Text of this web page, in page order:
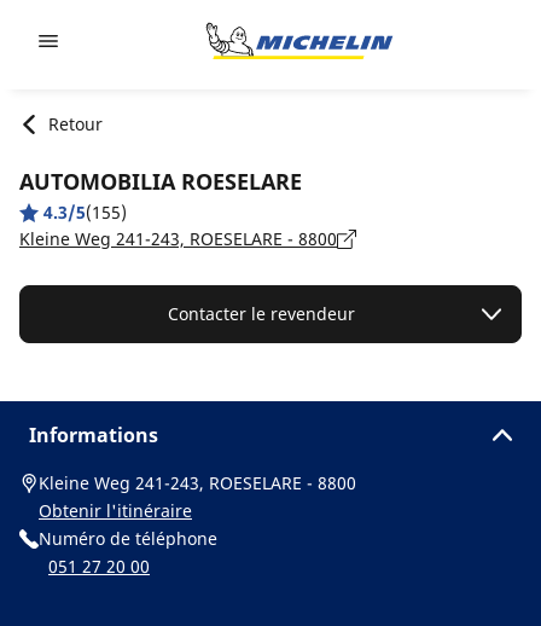
Retour
AUTOMOBILIA ROESELARE
4.3/5(155)
Kleine Weg 241-243, ROESELARE - 8800
Contacter le revendeur
Informations
Kleine Weg 241-243, ROESELARE - 8800
Obtenir l'itinéraire
Numéro de téléphone
051 27 20 00